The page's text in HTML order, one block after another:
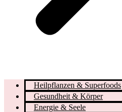
Heilpflanzen & Superfoods
Gesundheit & Körper
Energie & Seele